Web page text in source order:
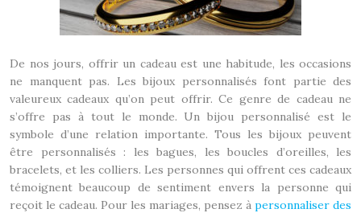
De nos jours, offrir un cadeau est une habitude, les occasions
ne manquent pas. Les bijoux personnalisés font partie des
valeureux cadeaux qu’on peut offrir. Ce genre de cadeau ne
s’offre pas à tout le monde. Un bijou personnalisé est le
symbole d’une relation importante. Tous les bijoux peuvent
être personnalisés : les bagues, les boucles d’oreilles, les
bracelets, et les colliers. Les personnes qui offrent ces cadeaux
témoignent beaucoup de sentiment envers la personne qui
reçoit le cadeau. Pour les mariages, pensez à personnaliser des